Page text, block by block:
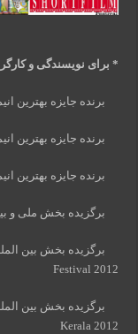
* برای نویسندگی و
برنده جایزه بهترین
برنده جایزه بهترین
برنده جایزه بهترین
برگزیده بخش ملی و
Festival 2012
Kerala 2012